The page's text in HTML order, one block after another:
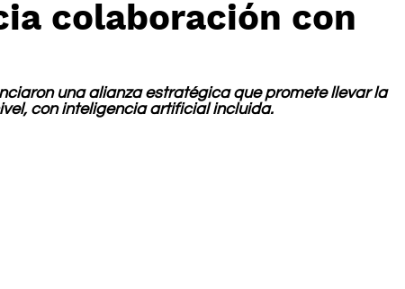
colaboración con
una alianza estratégica que promete llevar la
con inteligencia artificial incluida.